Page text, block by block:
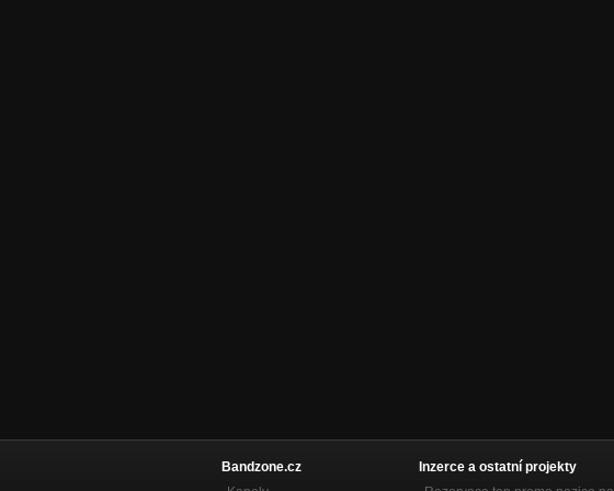
Bandzone.cz
Inzerce a ostatní projekty